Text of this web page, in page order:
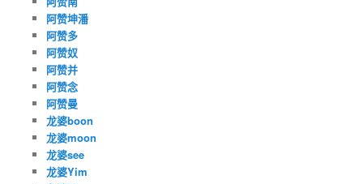
阿赞坤潘
阿赞多
阿赞奴
阿赞并
阿赞念
阿赞曼
龙婆boon
龙婆moon
龙婆see
龙婆Yim